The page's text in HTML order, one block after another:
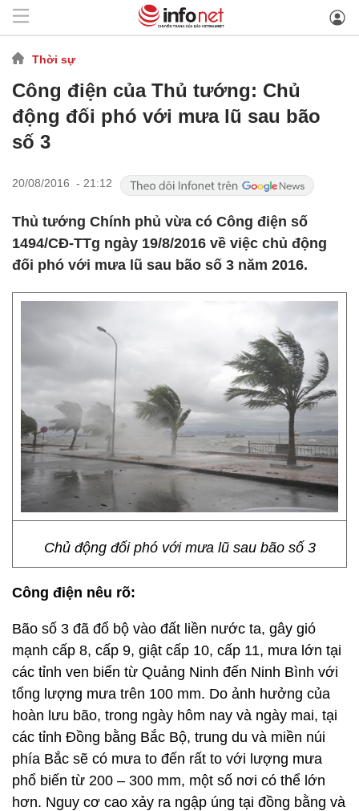
Thời sự
Công điện của Thủ tướng: Chủ
động đối phó với mưa lũ sau bão
số 3
20/08/2016 - 21:12
Thủ tướng Chính phủ vừa có Công điện số
1494/CĐ-TTg ngày 19/8/2016 về việc chủ động
đối phó với mưa lũ sau bão số 3 năm 2016.
Chủ động đối phó với mưa lũ sau bão số 3
Công điện nêu rõ:
Bão số 3 đã đổ bộ vào đất liền nước ta, gây gió
mạnh cấp 8, cấp 9, giật cấp 10, cấp 11, mưa lớn tại
các tỉnh ven biển từ Quảng Ninh đến Ninh Bình với
tổng lượng mưa trên 100 mm. Do ảnh hưởng của
hoàn lưu bão, trong ngày hôm nay và ngày mai, tại
các tỉnh Đồng bằng Bắc Bộ, trung du và miền núi
phía Bắc sẽ có mưa to đến rất to với lượng mưa
phổ biến từ 200 – 300 mm, một số nơi có thể lớn
hơn. Nguy cơ cao xảy ra ngập úng tại đồng bằng và